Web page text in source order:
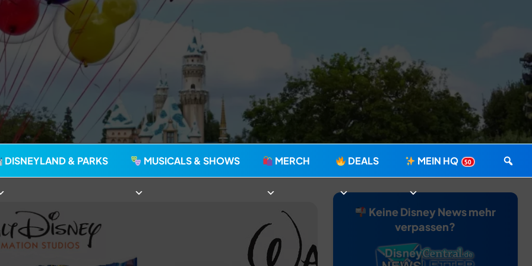
seit 2006
DISNEYLAND & PARKS MUSICALS & SHOWS MERCH DEALS MEIN HQ 50
Keine Disney News mehr
verpassen?